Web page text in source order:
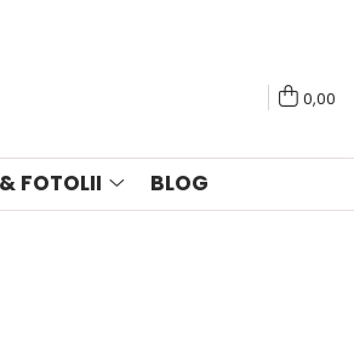
0,00
FOTOLII BLOG